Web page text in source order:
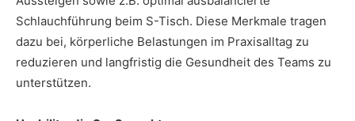
Schlauchführung beim S-Tisch. Diese Merkmale tragen
dazu bei, körperliche Belastungen im Praxisalltag zu
reduzieren und langfristig die Gesundheit des Teams zu
unterstützen.